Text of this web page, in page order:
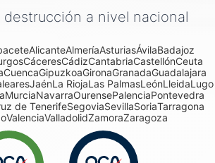
a nivel nacional
AlicanteAlmeríaAsturiasÁvilaBadajoz
CáceresCádizCantabriaCastellónCeuta
CuencaGipuzkoaGironaGranadaGuadalajara
JaénLa RiojaLas PalmasLeónLleidaLugo
MurciaNavarraOurensePalenciaPontevedra
de TenerifeSegoviaSevillaSoriaTarragona
ValenciaValladolidZamoraZaragoza